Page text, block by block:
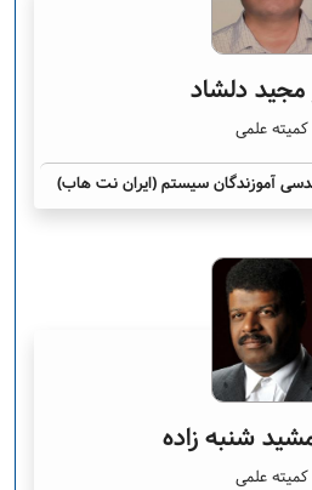
مجید دلشاد
کمیته علمی
آموزندگان سیستم (ایران نت هاب)
شنبه زاده
کمیته علمی